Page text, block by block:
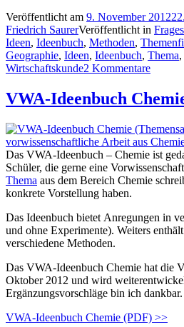
Veröffentlicht am 9. November 2012
Friedrich SaurerVeröffentlicht in
Ideen, Ideenbuch, Methoden,
Geographie, Ideen, Ideenbuch, Thema,
Wirtschaftskunde2 Kommentare
VWA-Ideenbuch
Das VWA-Ideenbuch – Chemie ist
Schüler, die gerne eine
Thema aus dem Bereich Chemie
konkrete Vorstellung haben.
Das Ideenbuch bietet Anregungen in
und ohne Experimente). Weiters
verschiedene Methoden.
Das VWA-Ideenbuch Chemie hat die
Oktober 2012 und wird
Ergänzungsvorschläge bin ich dankbar.
VWA-Ideenbuch Chemie (PDF) >>